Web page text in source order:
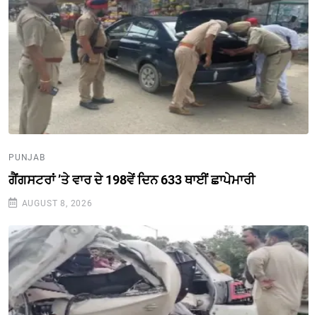
PUNJAB
ਗੈਂਗਸਟਰਾਂ ’ਤੇ ਵਾਰ ਦੇ 198ਵੇਂ ਦਿਨ 633 ਥਾਈਂ ਛਾਪੇਮਾਰੀ
AUGUST 8, 2026